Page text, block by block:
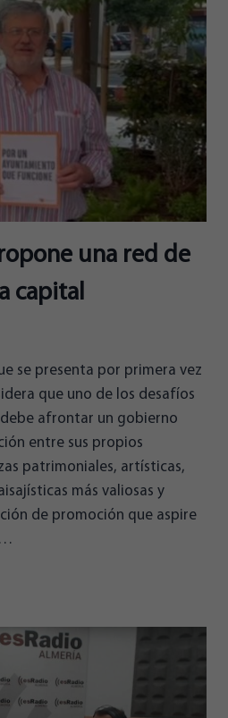
una red de
capital
se presenta por primera vez
que uno de los desafíos
afrontar un gobierno
entre sus propios
patrimoniales, artísticas,
más valiosas y
de promoción que aspire